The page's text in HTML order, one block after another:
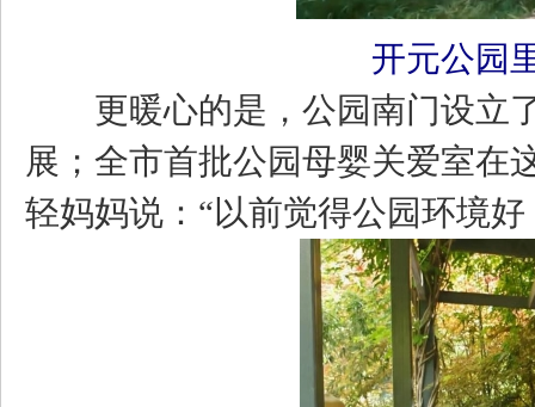
开元公园
更暖心的是，公园南门设立了
展；全市首批公园母婴关爱室在
轻妈妈说：“以前觉得公园环境